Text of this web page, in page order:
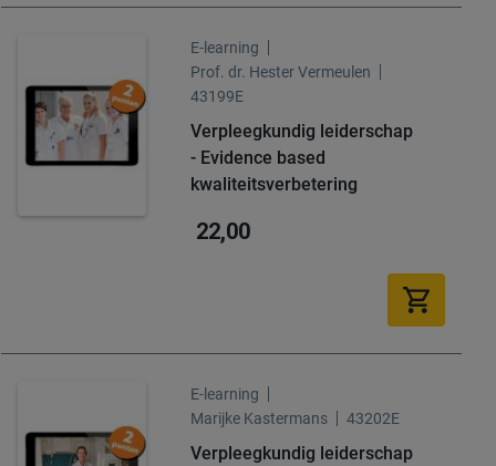
E-learning
Prof. dr. Hester Vermeulen
43199E
Verpleegkundig leiderschap
- Evidence based
kwaliteitsverbetering
22,00
E-learning
Marijke Kastermans
43202E
Verpleegkundig leiderschap